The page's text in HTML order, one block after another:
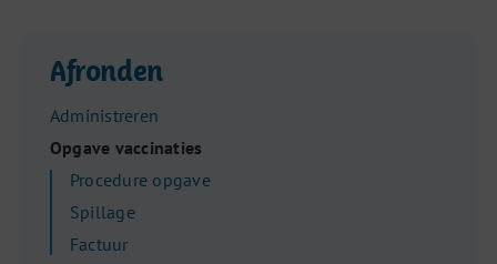
Afronden
Administreren
Opgave vaccinaties
Procedure opgave
Spillage
Factuur